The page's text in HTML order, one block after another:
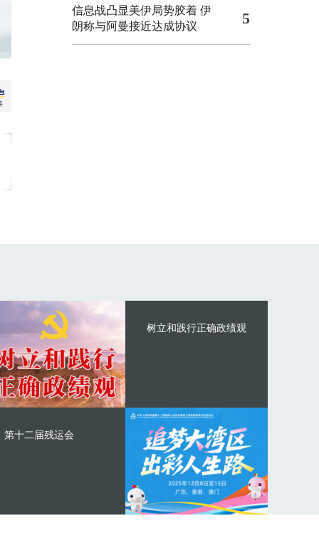
信息战凸显美伊局势胶着 伊
朗称与阿曼接近达成协议
5
树立和践行正确政绩观
第十二届残运会